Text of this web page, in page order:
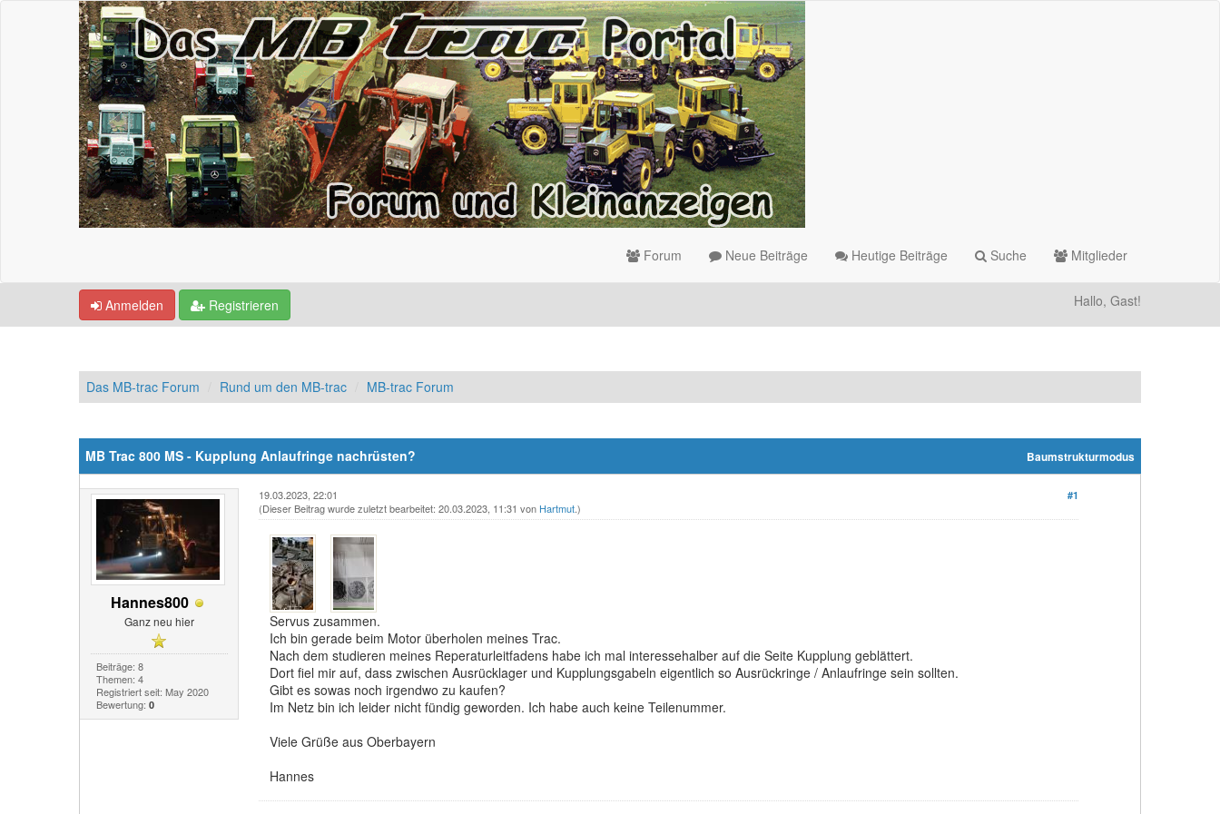
Forum Neue Beiträge Heutige Beiträge Suche Mitglieder
Anmelden Registrieren Hallo, Gast!
Das MB-trac Forum Rund um den MB-trac MB-trac Forum
Baumstrukturmodus
MB Trac 800 MS - Kupplung Anlaufringe nachrüsten?
Hannes800
Ganz neu hier
Beiträge: 8
Themen: 4
Registriert seit: May 2020
Bewertung: 0
#1
19.03.2023, 22:01
(Dieser Beitrag wurde zuletzt bearbeitet: 20.03.2023, 11:31 von Hartmut.)
Servus zusammen.
Ich bin gerade beim Motor überholen meines Trac.
Nach dem studieren meines Reperaturleitfadens habe ich mal interessehalber auf die Seite Kupplung geblättert.
Dort fiel mir auf, dass zwischen Ausrücklager und Kupplungsgabeln eigentlich so Ausrückringe / Anlaufringe sein sollten.
Gibt es sowas noch irgendwo zu kaufen?
Im Netz bin ich leider nicht fündig geworden. Ich habe auch keine Teilenummer.
Viele Grüße aus Oberbayern
Hannes